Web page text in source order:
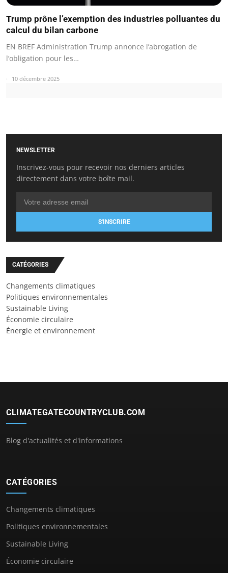
Trump prône l’exemption des industries polluantes du
calcul du bilan carbone
EN BREF Administration Trump annonce l’abrogation de
l’obligation pour les…
10 décembre 2025
NEWSLETTER
Inscrivez-vous pour recevoir nos derniers articles
directement dans votre boîte mail.
S'INSCRIRE
CATÉGORIES
Changements climatiques
Politiques environnementales
Sustainable Living
Économie circulaire
Énergie et environnement
CLIMATEGATECOUNTRYCLUB.COM
Blog d'actualités et d'informations
CATÉGORIES
Changements climatiques
Politiques environnementales
Sustainable Living
Économie circulaire